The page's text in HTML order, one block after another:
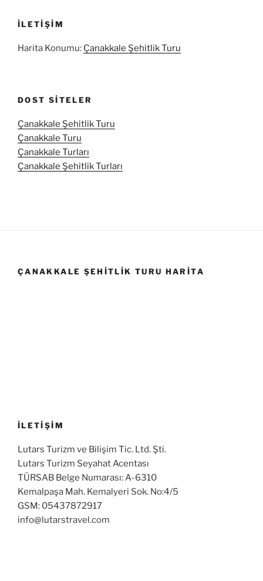
İLETIŞIM
Harita Konumu: Çanakkale Şehitlik Turu
DOST SITELER
Çanakkale Şehitlik Turu
Çanakkale Turu
Çanakkale Turları
Çanakkale Şehitlik Turları
ÇANAKKALE ŞEHITLIK TURU HARITA
İLETİŞİM
Lutars Turizm ve Bilişim Tic. Ltd. Şti.
Lutars Turizm Seyahat Acentası
TÜRSAB Belge Numarası: A-6310
Kemalpaşa Mah. Kemalyeri Sok. No:4/5
GSM: 05437872917
info@lutarstravel.com